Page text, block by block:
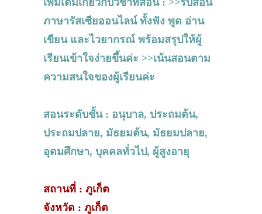
ภาษารัสเซียออนไลน์ ทั้งฟัง พูด อ่าน
เขียน และไวยากรณ์ พร้อมสรุปให้ผู้
เรียนเข้าใจง่ายขึ้นค่ะ >>เน้นสอนตาม
ความสนใจของผู้เรียนค่ะ
สอนระดับชั้น : อนุบาล, ประถมต้น,
ประถมปลาย, มัธยมต้น, มัธยมปลาย,
อุดมศึกษา, บุคคลทั่วไป, ผู้สูงอายุ
สถานที่ : ภูเก็ต
จังหวัด : ภูเก็ต